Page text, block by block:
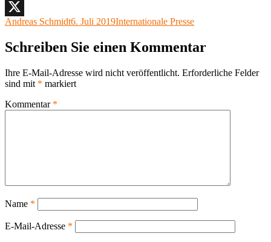
Facebook
X
Autor
Andreas SchmidtVeröffentlicht
6. Juli 2019Kategorien
Internationale Presse
Schreiben Sie einen Kommentar
Ihre E-Mail-Adresse wird nicht veröffentlicht. Erforderliche Felder
sind mit * markiert
Kommentar *
Name *
E-Mail-Adresse *